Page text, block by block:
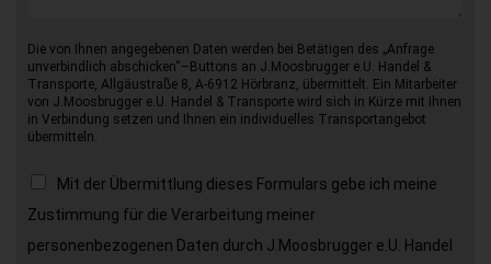
Die von Ihnen angegebenen Daten werden bei Betätigen des „Anfrage
unverbindlich abschicken“–Buttons an J.Moosbrugger e.U. Handel &
Transporte, Allgäustraße 8, A-6912 Hörbranz, übermittelt. Ein Mitarbeiter
von J.Moosbrugger e.U. Handel & Transporte wird sich in Kürze mit Ihnen
in Verbindung setzen und Ihnen ein individuelles Transportangebot
übermitteln.
Mit der Übermittlung dieses Formulars gebe ich meine
Zustimmung für die Verarbeitung meiner
personenbezogenen Daten durch J.Moosbrugger e.U. Handel